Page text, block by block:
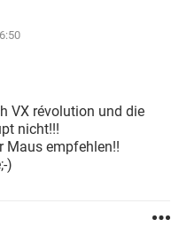
TIKTOK
VX révolution und die
nicht!!!
Maus empfehlen!!
)